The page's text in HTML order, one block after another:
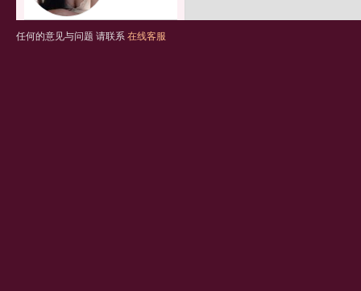
任何的意见与问题 请联系 在线客服